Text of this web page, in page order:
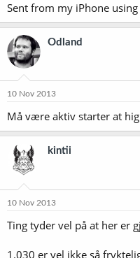
Sent from my iPhone using
Odland
10 Nov 2013
Må være aktiv starter at
kintii
10 Nov 2013
Ting tyder vel på at her er
1.030 er vel ikke så